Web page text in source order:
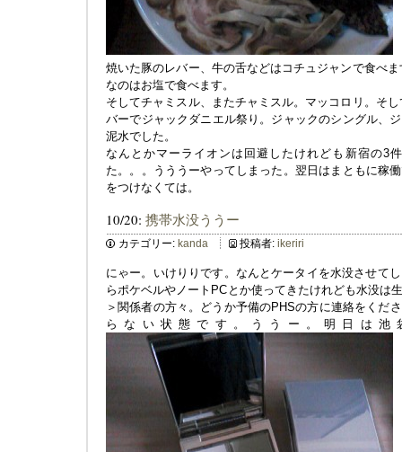
焼いた豚のレバー、牛の舌などはコチュジャンで食べ
なのはお塩で食べます。
そしてチャミスル、またチャミスル。マッコロリ。そ
バーでジャックダニエル祭り。ジャックのシングル、
泥水でした。
なんとかマーライオンは回避したけれども新宿の3
た。。。うううーやってしまった。翌日はまともに稼
をつけなくては。
10/20: 携帯水没ううー
カテゴリー: kanda 投稿者: ikeriri
にゃー。いけりりです。なんとケータイを水没させて
らポケベルやノートPCとか使ってきたけれども水没は
＞関係者の方々。どうか予備のPHSの方に連絡をくだ
らない状態です。ううー。明日は池